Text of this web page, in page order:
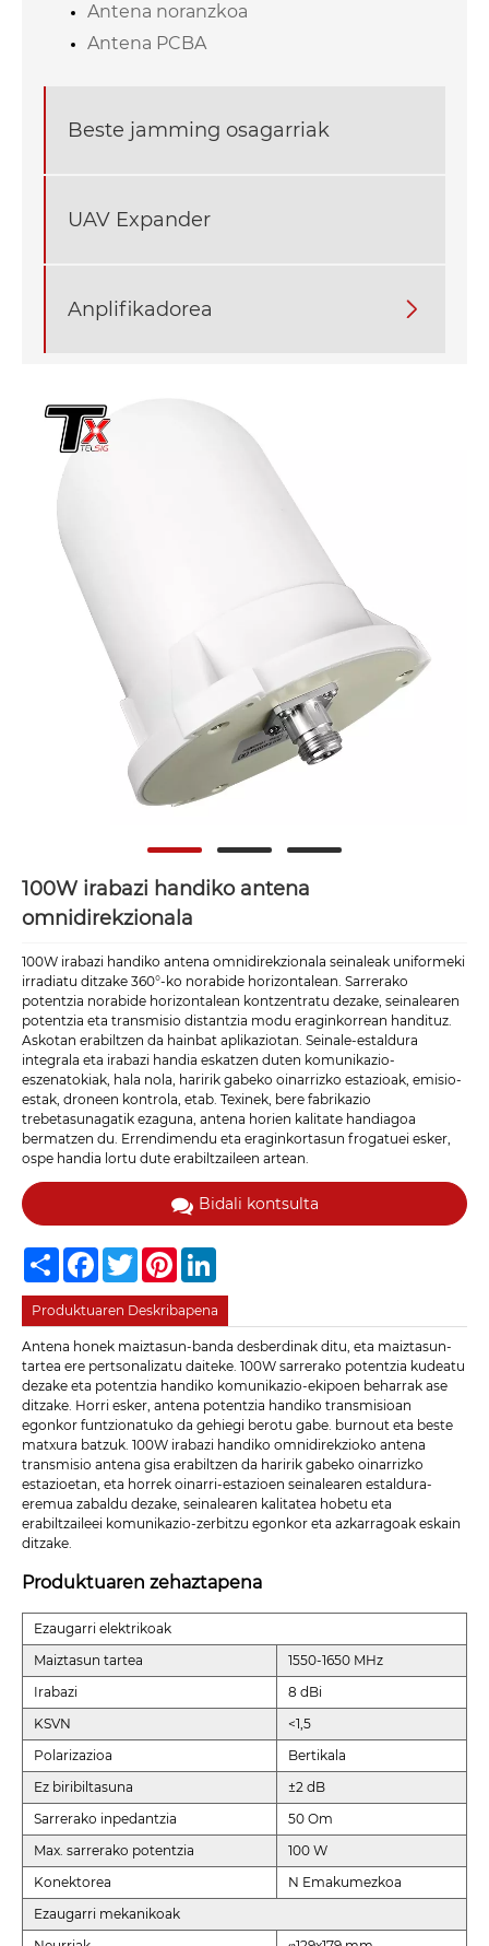
Antena noranzkoa
Antena PCBA
Beste jamming osagarriak
UAV Expander
Anplifikadorea 
100W irabazi handiko antena
omnidirekzionala
100W irabazi handiko antena omnidirekzionala seinaleak uniformeki
irradiatu ditzake 360°-ko norabide horizontalean. Sarrerako
potentzia norabide horizontalean kontzentratu dezake, seinalearen
potentzia eta transmisio distantzia modu eraginkorrean handituz.
Askotan erabiltzen da hainbat aplikaziotan. Seinale-estaldura
integrala eta irabazi handia eskatzen duten komunikazio-
eszenatokiak, hala nola, haririk gabeko oinarrizko estazioak, emisio-
estak, droneen kontrola, etab. Texinek, bere fabrikazio
trebetasunagatik ezaguna, antena horien kalitate handiagoa
bermatzen du. Errendimendu eta eraginkortasun frogatuei esker,
ospe handia lortu dute erabiltzaileen artean.
Bidali kontsulta
Share FacebookTwitterPinterest
Produktuaren Deskribapena
Antena honek maiztasun-banda desberdinak ditu, eta maiztasun-
tartea ere pertsonalizatu daiteke. 100W sarrerako potentzia kudeatu
dezake eta potentzia handiko komunikazio-ekipoen beharrak ase
ditzake. Horri esker, antena potentzia handiko transmisioan
egonkor funtzionatuko da gehiegi berotu gabe. burnout eta beste
matxura batzuk. 100W irabazi handiko omnidirekzioko antena
transmisio antena gisa erabiltzen da haririk gabeko oinarrizko
estazioetan, eta horrek oinarri-estazioen seinalearen estaldura-
eremua zabaldu dezake, seinalearen kalitatea hobetu eta
erabiltzaileei komunikazio-zerbitzu egonkor eta azkarragoak eskain
ditzake.
Produktuaren zehaztapena
Ezaugarri elektrikoak
Maiztasun tartea
1550-1650 MHz
Irabazi
8 dBi
KSVN
<1,5
Polarizazioa
Bertikala
Ez biribiltasuna
±2 dB
Sarrerako inpedantzia
50 Om
Max. sarrerako potentzia
100 W
Konektorea
N Emakumezkoa
Ezaugarri mekanikoak